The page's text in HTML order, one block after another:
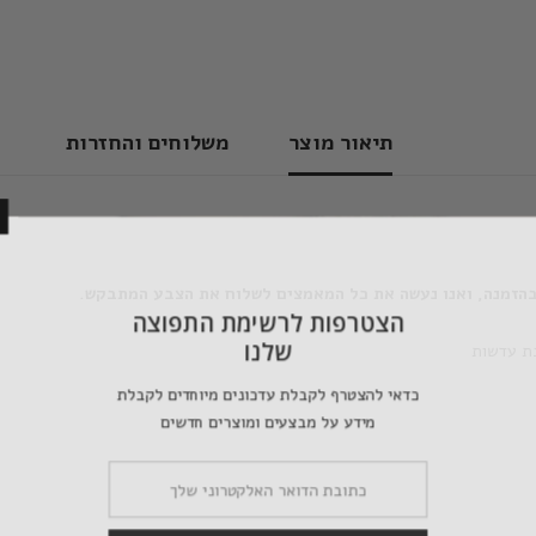
תיאור מוצר משלוחים והחזרות
ואנו נעשה את כל המאמצים לשלוח את הצבע המתבקש.
כדאי להצטרף לקבלת